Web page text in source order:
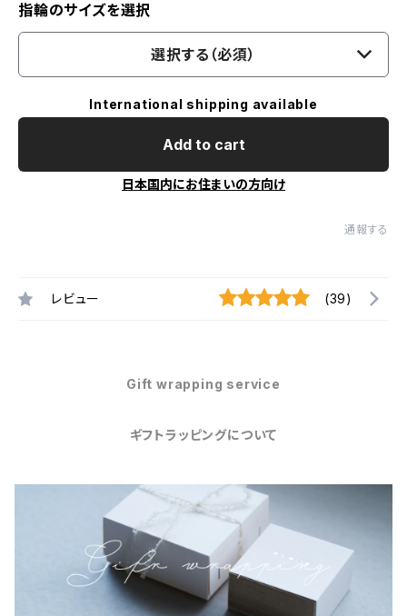
指輪のサイズを選択
選択する（必須）
International shipping available
Add to cart
日本国内にお住まいの方向け
通報する
レビュー (39)
Gift wrapping service
ギフトラッピングについて